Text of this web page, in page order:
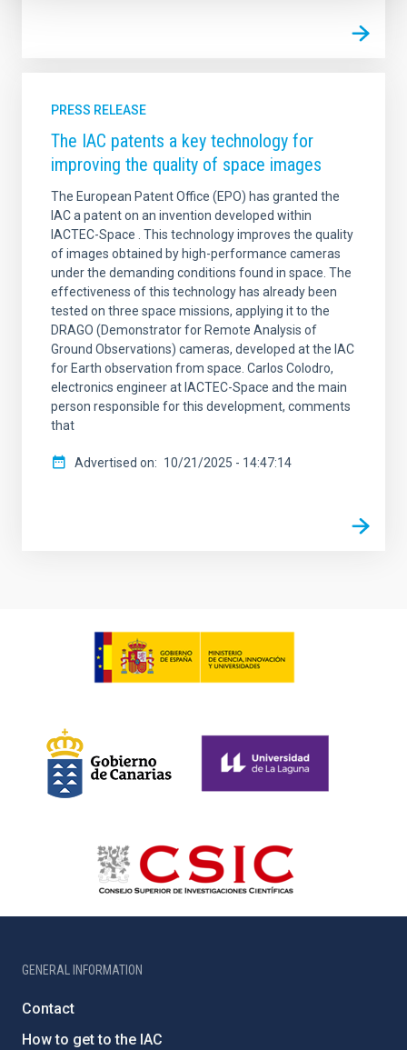
PRESS RELEASE
The IAC patents a key technology for
improving the quality of space images
The European Patent Office (EPO) has granted the
IAC a patent on an invention developed within
IACTEC-Space . This technology improves the quality
of images obtained by high-performance cameras
under the demanding conditions found in space. The
effectiveness of this technology has already been
tested on three space missions, applying it to the
DRAGO (Demonstrator for Remote Analysis of
Ground Observations) cameras, developed at the IAC
for Earth observation from space. Carlos Colodro,
electronics engineer at IACTEC-Space and the main
person responsible for this development, comments
that
Advertised on 10/21/2025 - 14:47:14
GENERAL INFORMATION
Contact
How to get to the IAC